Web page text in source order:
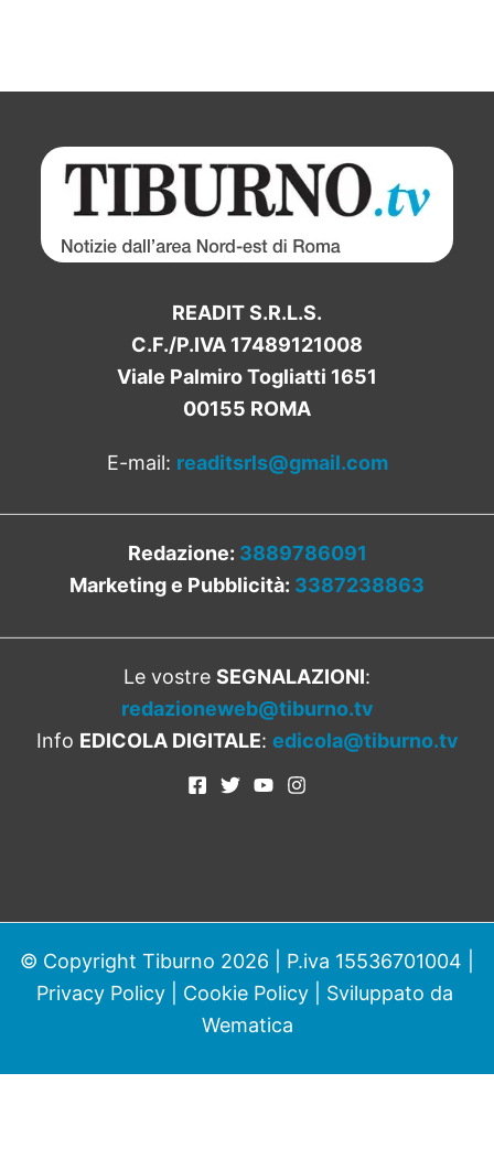
READIT S.R.L.S.
C.F./P.IVA 17489121008
Viale Palmiro Togliatti 1651
00155 ROMA
E-mail: readitsrls@gmail.com
Redazione: 3889786091
Marketing e Pubblicità: 3387238863
Le vostre SEGNALAZIONI:
redazioneweb@tiburno.tv
Info EDICOLA DIGITALE: edicola@tiburno.tv
© Copyright Tiburno 2026 | P.iva 15536701004 |
Privacy Policy| Cookie Policy| Sviluppato da
Wematica